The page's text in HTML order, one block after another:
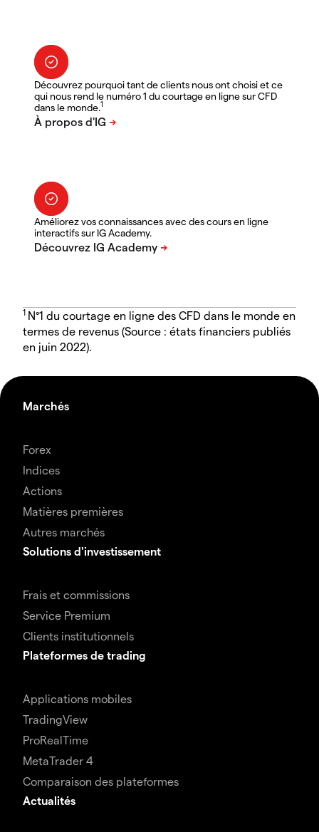
Découvrez pourquoi tant de clients nous ont choisi et ce
qui nous rend le numéro 1 du courtage en ligne sur CFD
dans le monde.1
Améliorez vos connaissances avec des cours en ligne
interactifs sur IG Academy.
1 N°1 du courtage en ligne des CFD dans le monde en
termes de revenus (Source : états financiers publiés
en juin 2022).
Marchés
Forex
Indices
Actions
Matières premières
Autres marchés
Solutions d'investissement
Frais et commissions
Service Premium
Clients institutionnels
Plateformes de trading
Applications mobiles
TradingView
ProRealTime
MetaTrader 4
Comparaison des plateformes
Actualités